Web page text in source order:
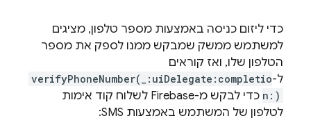
כדי ליזום כניסה באמצעות מספר טלפון, מציגים
למשתמש ממשק שמבקש ממנו לספק את מספר
הטלפון שלו, ואז קוראים
ל-verifyPhoneNumber(_:uiDelegate:completio
n:)
כדי לבקש מ-Firebase לשלוח קוד אימות
לטלפון של המשתמש באמצעות SMS: